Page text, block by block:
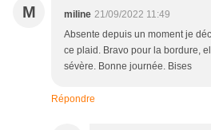
M miline 21/09/2022 11:49
Absente depuis un moment je
ce plaid. Bravo pour la bordure,
sévère. Bonne journée. Bises
Répondre